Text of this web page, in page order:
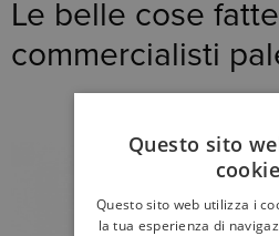
Le belle cose
commercialisti
Questo sito
cookie
Questo sito web utilizza i
la tua esperienza di